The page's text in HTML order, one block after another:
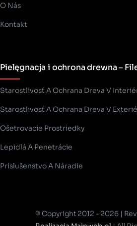
O Nás
Kontakt
Pielęgnacja i ochrona drewna –
Starostlivosť A Ochrana Dreva V
Starostlivosť A Ochrana Dreva V
Ošetrovacie Prostriedky
Lepidlá A Penetrácie
Príslušenstvo A Náradie
© Copyright 2012 - 2026 |